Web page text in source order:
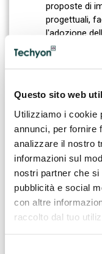
Questo sito web
Utilizziamo i cookie
annunci, per fornire
analizzare il nostro
informazioni sul
nostri partner che
pubblicità e social
con altre
raccolto dal tuo
proposte di
progettuali,
l'adozione
Identificare
per
IL
Generalmente, il
appassionato di